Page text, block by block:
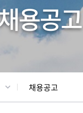
용공고
채용공고